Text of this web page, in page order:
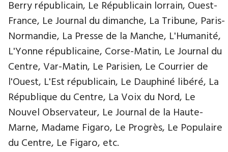
Berry républicain, Le Républicain lorrain, Ouest-
France, Le Journal du dimanche, La Tribune, Paris-
Normandie, La Presse de la Manche, L'Humanité,
L'Yonne républicaine, Corse-Matin, Le Journal du
Centre, Var-Matin, Le Parisien, Le Courrier de
l'Ouest, L'Est républicain, Le Dauphiné libéré, La
République du Centre, La Voix du Nord, Le
Nouvel Observateur, Le Journal de la Haute-
Marne, Madame Figaro, Le Progrès, Le Populaire
du Centre, Le Figaro, etc.